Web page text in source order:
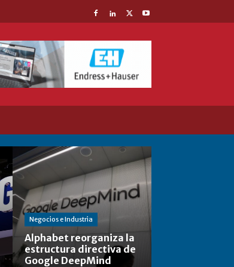
Negocios e Industria
Alphabet reorganiza la
estructura directiva de
Google DeepMind